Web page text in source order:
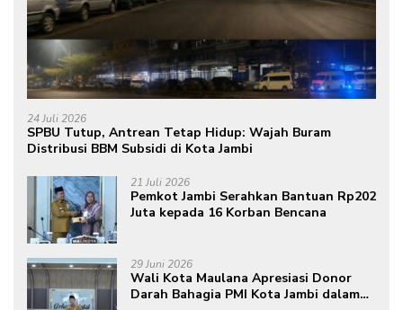
24 Juli 2026
SPBU Tutup, Antrean Tetap Hidup: Wajah Buram
Distribusi BBM Subsidi di Kota Jambi
21 Juli 2026
Pemkot Jambi Serahkan Bantuan Rp202
Juta kepada 16 Korban Bencana
29 Juni 2026
Wali Kota Maulana Apresiasi Donor
Darah Bahagia PMI Kota Jambi dalam